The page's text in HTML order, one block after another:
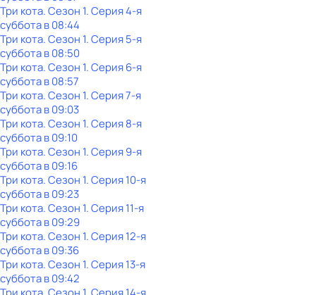
Три кота. Сезон 1. Серия 4-я
субботав08:44
Три кота. Сезон 1. Серия 5-я
субботав08:50
Три кота. Сезон 1. Серия 6-я
субботав08:57
Три кота. Сезон 1. Серия 7-я
субботав09:03
Три кота. Сезон 1. Серия 8-я
субботав09:10
Три кота. Сезон 1. Серия 9-я
субботав09:16
Три кота. Сезон 1. Серия 10-я
субботав09:23
Три кота. Сезон 1. Серия 11-я
субботав09:29
Три кота. Сезон 1. Серия 12-я
субботав09:36
Три кота. Сезон 1. Серия 13-я
субботав09:42